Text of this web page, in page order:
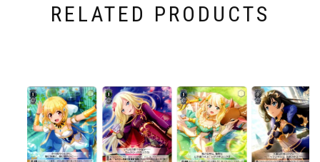
RELATED PRODUCTS